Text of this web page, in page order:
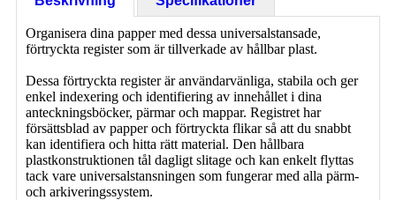
Organisera dina papper med dessa universalstansade,
förtryckta register som är tillverkade av hållbar plast.
Dessa förtryckta register är användarvänliga, stabila och ger
enkel indexering och identifiering av innehållet i dina
anteckningsböcker, pärmar och mappar. Registret har
försättsblad av papper och förtryckta flikar så att du snabbt
kan identifiera och hitta rätt material. Den hållbara
plastkonstruktionen tål dagligt slitage och kan enkelt flyttas
tack vare universalstansningen som fungerar med alla pärm-
och arkiveringssystem.